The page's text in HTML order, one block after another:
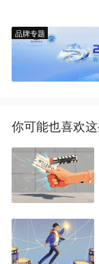
品牌专题
你可能也喜欢